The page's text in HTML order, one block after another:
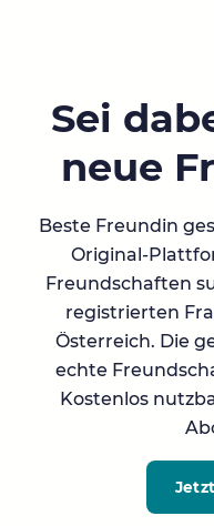
Sei
neue
Beste Freundin
Original-
Freundschaften
registrierten
Österreich. Die
echte
Kostenlos